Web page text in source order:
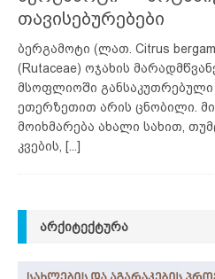
თავისებურებები
ბერგამოტი (ლათ. Citrus
(Rutaceae) ოჯახის
მსოფლიოში
ეთერზეთით არის ცნობილი.
მოიხმარება ახალი სახით,
კვების,
[...]
ᲐᲠᲥᲘᲢᲔᲥᲢᲣᲠᲐ